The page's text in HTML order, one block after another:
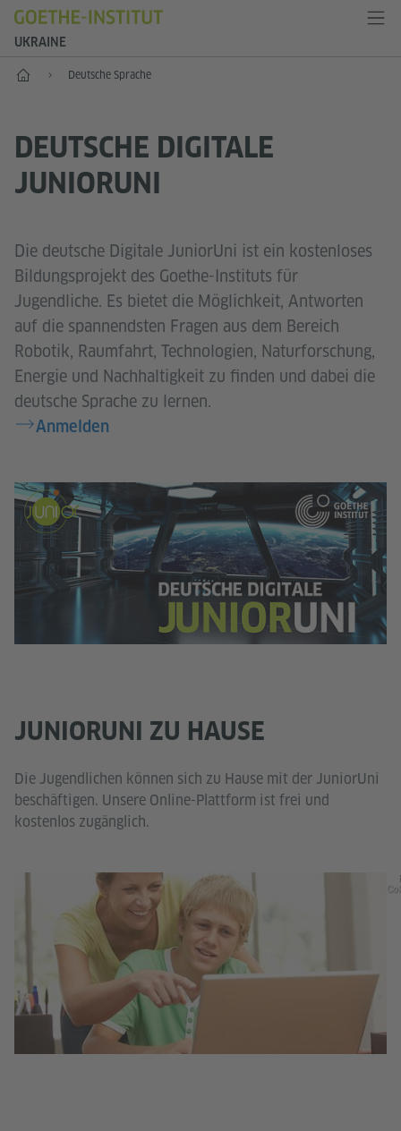
UKRAINE
Start Deutsche Sprache
DEUTSCHE DIGITALE
JUNIORUNI
Die deutsche Digitale JuniorUni ist ein kostenloses
Bildungsprojekt des Goethe-Instituts für
Jugendliche. Es bietet die Möglichkeit, Antworten
auf die spannendsten Fragen aus dem Bereich
Robotik, Raumfahrt, Technologien, Naturforschung,
Energie und Nachhaltigkeit zu finden und dabei die
deutsche Sprache zu lernen.
Anmelden
JUNIORUNI ZU HAUSE
Die Jugendlichen können sich zu Hause mit der JuniorUni
beschäftigen. Unsere Online-Plattform ist frei und
kostenlos zugänglich.